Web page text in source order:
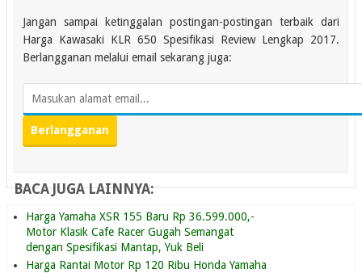
Jangan sampai ketinggalan postingan-postingan terbaik dari
Harga Kawasaki KLR 650 Spesifikasi Review Lengkap 2017.
Berlangganan melalui email sekarang juga:
BACA JUGA LAINNYA:
Harga Yamaha XSR 155 Baru Rp 36.599.000,-
Motor Klasik Cafe Racer Gugah Semangat
dengan Spesifikasi Mantap, Yuk Beli
Harga Rantai Motor Rp 120 Ribu Honda Yamaha